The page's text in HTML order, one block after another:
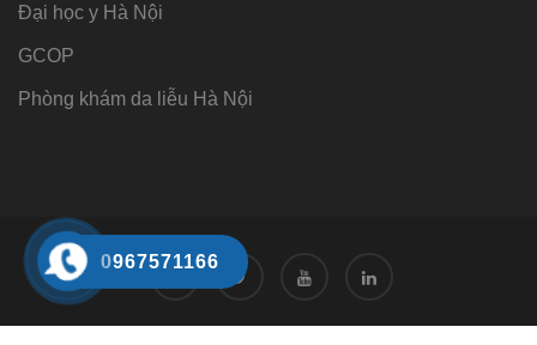
Đại học y Hà Nội
GCOP
Phòng khám da liễu Hà Nội
0967571166